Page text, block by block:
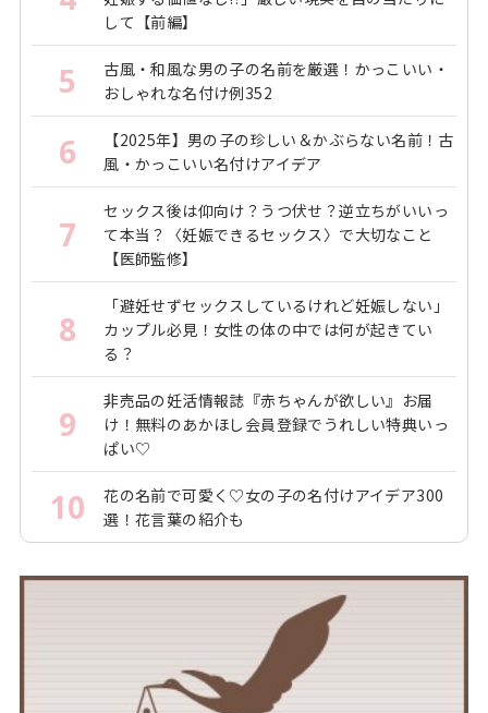
して【前編】
5
古風・和風な男の子の名前を厳選！かっこいい・
おしゃれな名付け例352
6
【2025年】男の子の珍しい＆かぶらない名前！古
風・かっこいい名付けアイデア
7
セックス後は仰向け？うつ伏せ？逆立ちがいいっ
て本当？〈妊娠できるセックス〉で大切なこと
【医師監修】
8
「避妊せずセックスしているけれど妊娠しない」
カップル必見！女性の体の中では何が起きてい
る？
9
非売品の妊活情報誌『赤ちゃんが欲しい』お届
け！無料のあかほし会員登録でうれしい特典いっ
ぱい♡
10
花の名前で可愛く♡女の子の名付けアイデア300
選！花言葉の紹介も